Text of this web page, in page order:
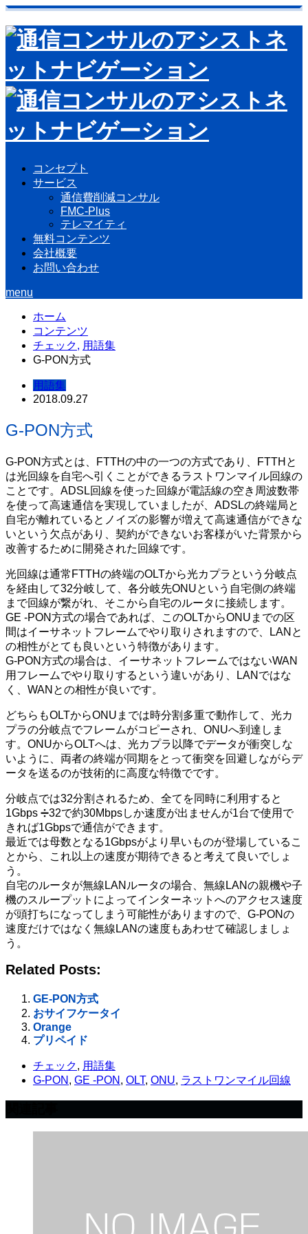
コンセプト
サービス
通信費削減コンサル
FMC-Plus
テレマイティ
無料コンテンツ
会社概要
お問い合わせ
menu
ホーム
コンテンツ
チェック, 用語集
G-PON方式
用語集
2018.09.27
G-PON方式
G-PON方式とは、FTTHの中の一つの方式であり、FTTHと
は光回線を自宅へ引くことができるラストワンマイル回線の
ことです。ADSL回線を使った回線が電話線の空き周波数帯
を使って高速通信を実現していましたが、ADSLの終端局と
自宅が離れているとノイズの影響が増えて高速通信ができな
いという欠点があり、契約ができないお客様がいた背景から
改善するために開発された回線です。
光回線は通常FTTHの終端のOLTから光カプラという分岐点
を経由して32分岐して、各分岐先ONUという自宅側の終端
まで回線が繋がれ、そこから自宅のルータに接続します。
GE -PON方式の場合であれば、このOLTからONUまでの区
間はイーサネットフレームでやり取りされますので、LANと
の相性がとても良いという特徴があります。
G-PON方式の場合は、イーサネットフレームではないWAN
用フレームでやり取りするという違いがあり、LANではな
く、WANとの相性が良いです。
どちらもOLTからONUまでは時分割多重で動作して、光カ
プラの分岐点でフレームがコピーされ、ONUへ到達しま
す。ONUからOLTへは、光カプラ以降でデータが衝突しな
いように、両者の終端が同期をとって衝突を回避しながらデ
ータを送るのが技術的に高度な特徴でです。
分岐点では32分割されるため、全てを同時に利用すると
1Gbps ➗32で約30Mbpsしか速度が出ませんが1台で使用で
きれば1Gbpsで通信ができます。
最近では母数となる1Gbpsがより早いものが登場しているこ
とから、これ以上の速度が期待できると考えて良いでしょ
う。
自宅のルータが無線LANルータの場合、無線LANの親機や子
機のスループットによってインターネットへのアクセス速度
が頭打ちになってしまう可能性がありますので、G-PONの
速度だけではなく無線LANの速度もあわせて確認しましょ
う。
Related Posts:
GE-PON方式
おサイフケータイ
Orange
プリペイド
チェック, 用語集
G-PON , GE -PON , OLT, ONU, ラストワンマイル回線